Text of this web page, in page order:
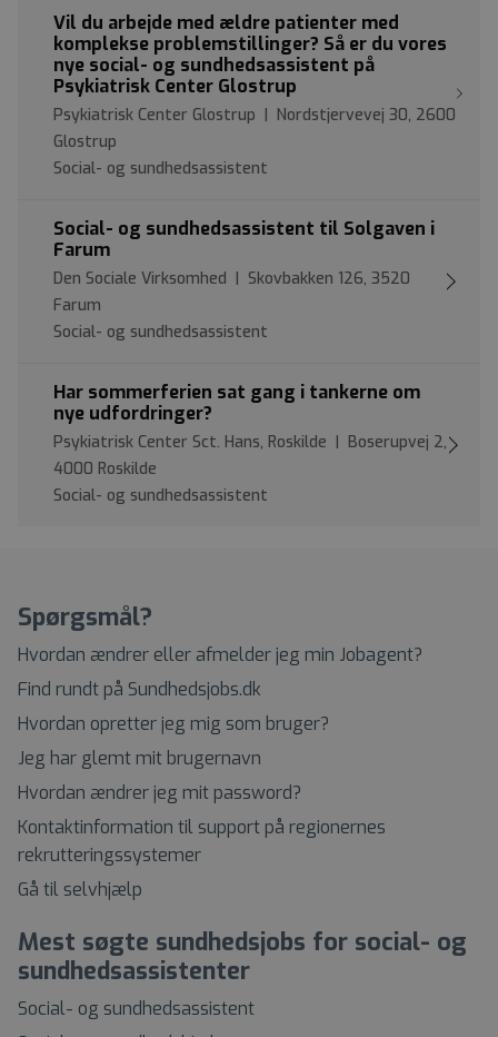
Vil du arbejde med ældre patienter med
komplekse problemstillinger? Så er du vores
nye social- og sundhedsassistent på
Psykiatrisk Center Glostrup
Psykiatrisk Center Glostrup | Nordstjervevej 30, 2600
Glostrup
Social- og sundhedsassistent
Social- og sundhedsassistent til Solgaven i
Farum
Den Sociale Virksomhed | Skovbakken 126, 3520
Farum
Social- og sundhedsassistent
Har sommerferien sat gang i tankerne om
nye udfordringer?
Psykiatrisk Center Sct. Hans, Roskilde | Boserupvej 2,
4000 Roskilde
Social- og sundhedsassistent
Spørgsmål?
Hvordan ændrer eller afmelder jeg min Jobagent?
Find rundt på Sundhedsjobs.dk
Hvordan opretter jeg mig som bruger?
Jeg har glemt mit brugernavn
Hvordan ændrer jeg mit password?
Kontaktinformation til support på regionernes
rekrutteringssystemer
Gå til selvhjælp
Mest søgte sundhedsjobs for social- og
sundhedsassistenter
Social- og sundhedsassistent